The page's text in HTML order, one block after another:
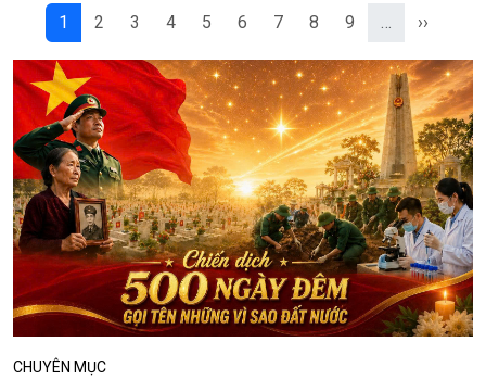
10 phút Sự kiện - Luận bàn
Dòng chảy sự kiện
Đối thoại
Diễn đàn chủ nhật
Chuyện đêm
1 2 3 4 5 6 7 8 9 ››
CHUYÊN MỤC